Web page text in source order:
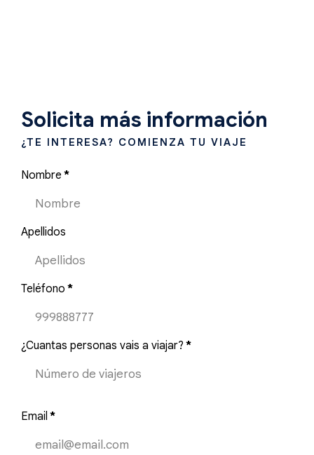
Solicita más información
¿TE INTERESA? COMIENZA TU VIAJE
Nombre *
Apellidos
Teléfono *
¿Cuantas personas vais a viajar? *
Email *